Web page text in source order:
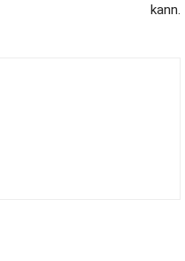
kann.